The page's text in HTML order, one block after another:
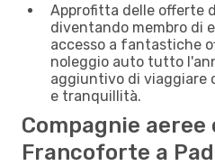
Approfitta delle offerte
diventando membro di
accesso a fantastiche
noleggio auto tutto
aggiuntivo di viaggiare
e tranquillità.
Compagnie aeree
Francoforte a